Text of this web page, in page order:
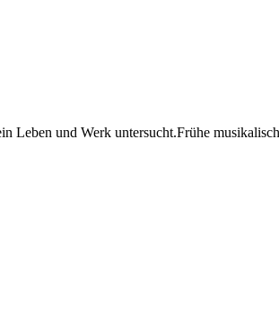
Leben und Werk untersucht.Frühe